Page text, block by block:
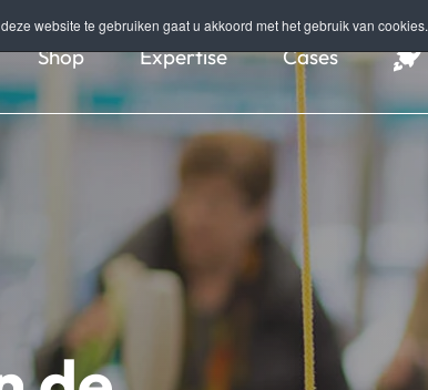
website te gebruiken gaat u akkoord met het gebruik van cookies.
Shop Expertise Cases